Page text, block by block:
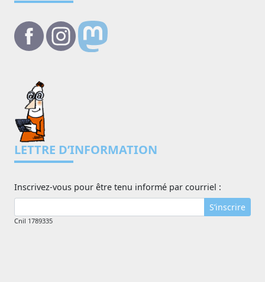
LETTRE D’INFORMATION
Inscrivez-vous pour être tenu informé par courriel :
S’inscrire
Cnil 1789335